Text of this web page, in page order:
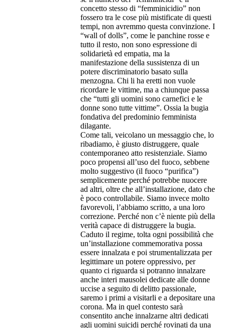
concetto stesso di “femminicidio” non
fossero tra le cose più mistificate di questi
tempi, non avremmo questa convinzione. I
“wall of dolls”, come le panchine rosse e
tutto il resto, non sono espressione di
solidarietà ed empatia, ma la
manifestazione della sussistenza di un
potere discriminatorio basato sulla
menzogna. Chi li ha eretti non vuole
ricordare le vittime, ma a chiunque passa
che “tutti gli uomini sono carnefici e le
donne sono tutte vittime”. Ossia la bugia
fondativa del predominio femminista
dilagante.
Come tali, veicolano un messaggio che, lo
ribadiamo, è giusto distruggere, quale
contemporaneo atto resistenziale. Siamo
poco propensi all’uso del fuoco, sebbene
molto suggestivo (il fuoco “purifica”)
semplicemente perché potrebbe nuocere
ad altri, oltre che all’installazione, dato che
è poco controllabile. Siamo invece molto
favorevoli, l’abbiamo scritto, a una loro
correzione. Perché non c’è niente più della
verità capace di distruggere la bugia.
Caduto il regime, tolta ogni possibilità che
un’installazione commemorativa possa
essere innalzata e poi strumentalizzata per
legittimare un potere oppressivo, per
quanto ci riguarda si potranno innalzare
anche interi mausolei dedicate alle donne
uccise a seguito di delitto passionale,
saremo i primi a visitarli e a depositare una
corona. Ma in quel contesto sarà
consentito anche innalzarne altri dedicati
agli uomini suicidi perché rovinati da una